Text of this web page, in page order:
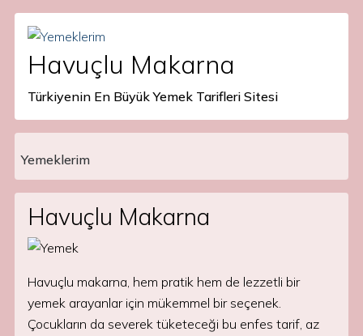
Havuçlu Makarna
Türkiyenin En Büyük Yemek Tarifleri Sitesi
Main Navigation
Yemeklerim
Havuçlu Makarna
Havuçlu makarna, hem pratik hem de lezzetli bir
yemek arayanlar için mükemmel bir seçenek.
Çocukların da severek tüketeceği bu enfes tarif, az